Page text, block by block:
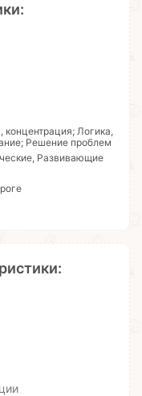
концентрация; Логика,
Решение проблем
Развивающие